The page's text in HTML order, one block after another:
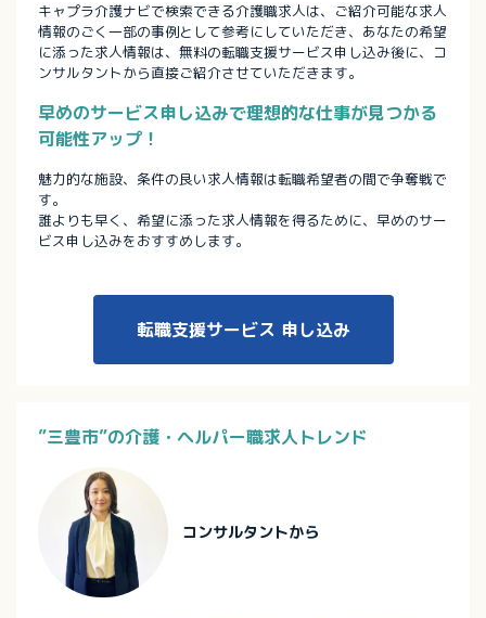
キャプラ介護ナビで検索できる介護職求人は、ご紹介可能な求人
情報のごく一部の事例として参考にしていただき、あなたの希望
に添った求人情報は、無料の転職支援サービス申し込み後に、コ
ンサルタントから直接ご紹介させていただきます。
早めのサービス申し込みで理想的な仕事が見つかる
可能性アップ！
魅力的な施設、条件の良い求人情報は転職希望者の間で争奪戦で
す。
誰よりも早く、希望に添った求人情報を得るために、早めのサー
ビス申し込みをおすすめします。
転職支援サービス 申し込み
”三豊市”の介護・ヘルパー職求人トレンド
コンサルタントから